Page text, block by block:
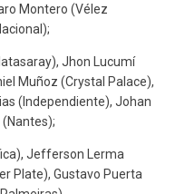
Montero (Vélez
Jhon Lucumí
Muñoz (Crystal Palace),
(Independiente), Johan
Jefferson Lerma
Plate), Gustavo Puerta